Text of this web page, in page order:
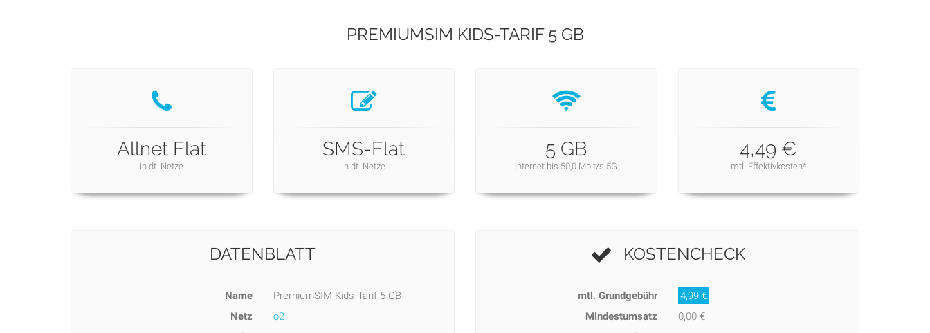
PREMIUMSIM KIDS-TARIF 5 GB
Allnet Flat
in dt. Netze
SMS-Flat
in dt. Netze
5 GB
Internet bis 50,0 Mbit/s 5G
4,49 €
mtl. Effektivkosten*
DATENBLATT
Name
PremiumSIM Kids-Tarif 5 GB
Netz
o2
KOSTENCHECK
mtl. Grundgebühr
4,99 €
Mindestumsatz
0,00 €